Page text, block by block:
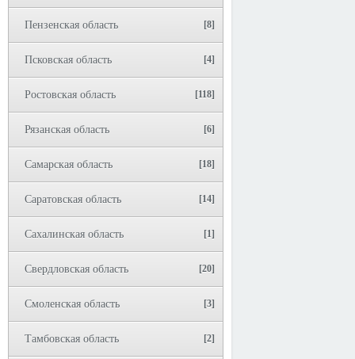
Пензенская область [8]
Псковская область [4]
Ростовская область [118]
Рязанская область [6]
Самарская область [18]
Саратовская область [14]
Сахалинская область [1]
Свердловская область [20]
Смоленская область [3]
Тамбовская область [2]